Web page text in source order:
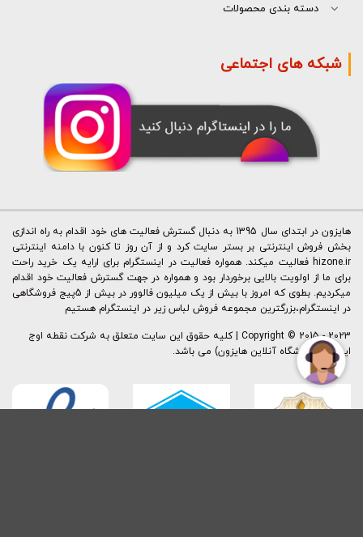
دسته بندی محصولات
شبکه های اجتماعی
هایزون در ابتدای سال 1395 به دنبال گسترش فعالیت های خود اقدام به راه اندازی
بخش فروش اینترنتی بر بستر سایت کرد و از آن روز تا کنون با دامنه اینترنتی
hizone.ir فعالیت میکند. همواره فعالیت در اینستگرام برای ارایه یک خرید راحت
برای ما از اولویت بالایی برخوردار بود و همواره در جهت گسترش فعالیت خود اقدام
میکردیم. بطوی که امروز با بیش از یک میلیون فالوور در بیش از 5پیج فروشگاهی
در اینستگرام،بزرگترین مجموعه فروش لباس زیر در اینستگرام هستیم
Copyright © 2015 - 2023 | کليه حقوق اين سايت متعلق به شرکت نقطه اوج
ایرانیان (فروشگاه آنلاین هایزون) می باشد.